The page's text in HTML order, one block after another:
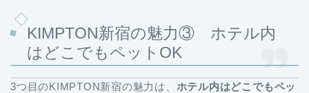
KIMPTON新宿の魅力③ ホテル内
はどこでもペットOK
3つ目のKIMPTON新宿の魅力は、 ホテル内はどこでもペッ